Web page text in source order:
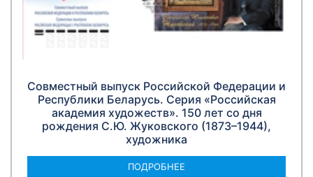
Совместный выпуск Российской Федерации и
Республики Беларусь. Серия «Российская
академия художеств». 150 лет со дня
рождения С.Ю. Жуковского (1873–1944),
художника
ПОДРОБНЕЕ